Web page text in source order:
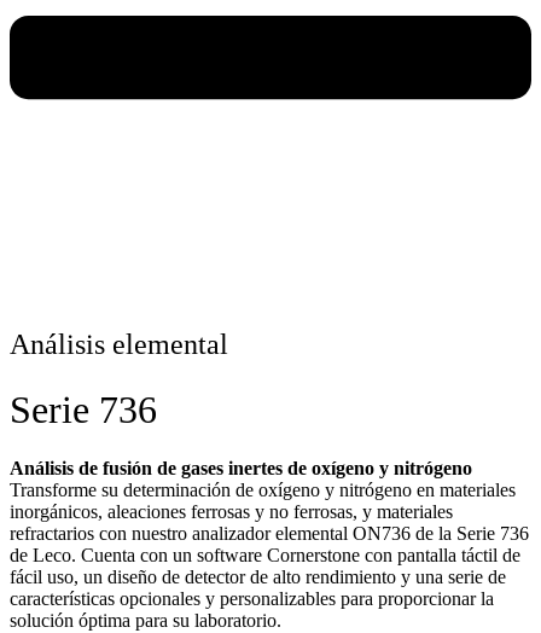
Análisis elemental
Serie 736
Análisis de fusión de gases inertes de oxígeno y nitrógeno
Transforme su determinación de oxígeno y nitrógeno en materiales
inorgánicos, aleaciones ferrosas y no ferrosas, y materiales
refractarios con nuestro analizador elemental ON736 de la Serie 736
de Leco. Cuenta con un software Cornerstone con pantalla táctil de
fácil uso, un diseño de detector de alto rendimiento y una serie de
características opcionales y personalizables para proporcionar la
solución óptima para su laboratorio.